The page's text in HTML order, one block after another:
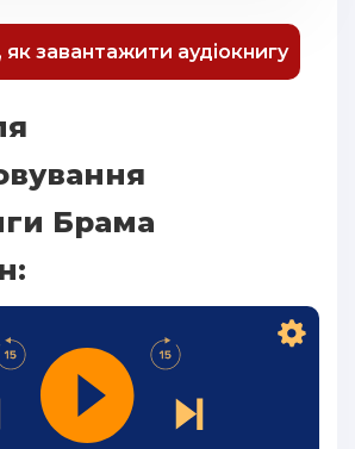
як завантажити аудіокнигу
Брама